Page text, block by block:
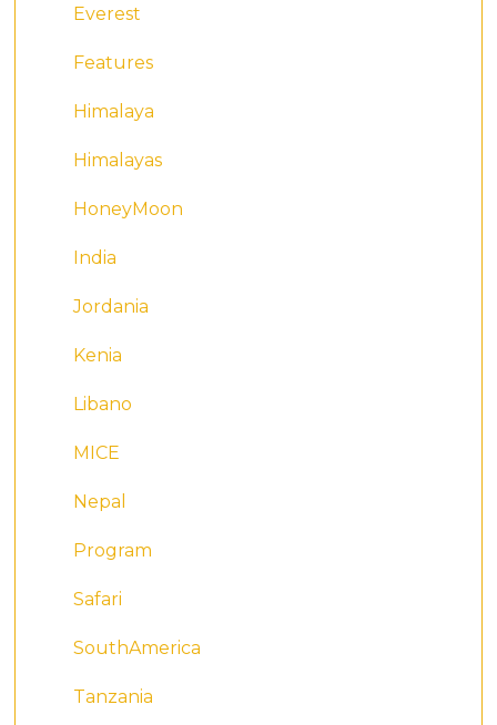
Everest
Features
Himalaya
Himalayas
HoneyMoon
India
Jordania
Kenia
Libano
MICE
Nepal
Program
Safari
SouthAmerica
Tanzania